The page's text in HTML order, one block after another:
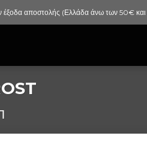
έξοδα αποστολής (Ελλάδα άνω των 50€